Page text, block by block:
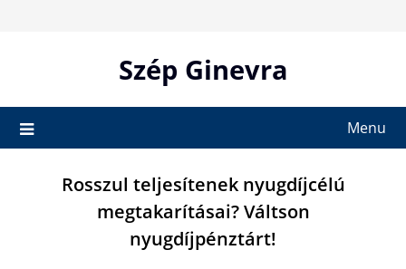
Szép Ginevra
Menu
Rosszul teljesítenek nyugdíjcélú
megtakarításai? Váltson
nyugdíjpénztárt!